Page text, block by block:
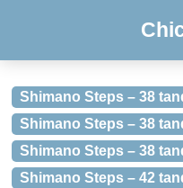
Shimano Steps – 38
Shimano Steps – 38
Shimano Steps – 38
Shimano Steps – 42